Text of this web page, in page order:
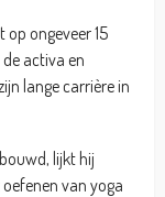
ongeveer 15
activa en
lange carrière in
lijkt hij
van yoga